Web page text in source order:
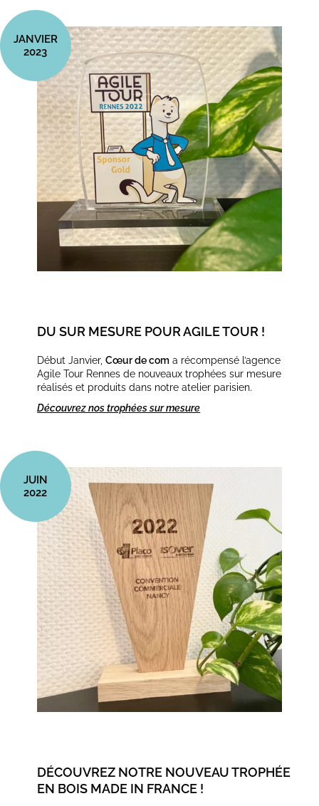
JANVIER
2023
DU SUR MESURE POUR AGILE TOUR !
Début Janvier,Cœur de com a récompensé l’agence
Agile Tour Rennes de nouveaux trophées sur mesure
réalisés et produits dans notre atelier parisien.
Découvrez nos trophées sur mesure
JUIN
2022
DÉCOUVREZ NOTRE NOUVEAU TROPHÉE
EN BOIS MADE IN FRANCE !